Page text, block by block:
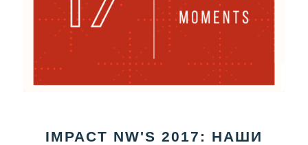
IMPACT NW'S 2017: НАШИ